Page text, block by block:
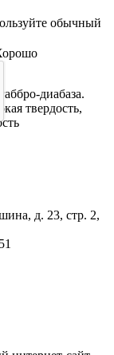
диабаза.
твердость,
обычный
д. 23, стр. 2,